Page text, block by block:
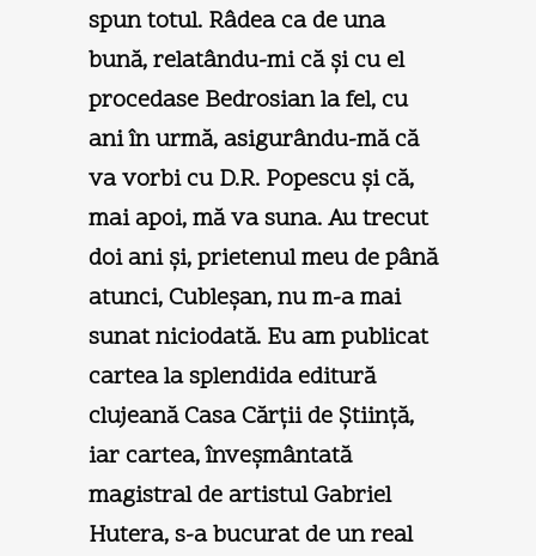
spun totul. Râdea ca de una
bună, relatându-mi că şi cu el
procedase Bedrosian la fel, cu
ani în urmă, asigurându-mă că
va vorbi cu D.R. Popescu şi că,
mai apoi, mă va suna. Au trecut
doi ani şi, prietenul meu de până
atunci, Cubleşan, nu m-a mai
sunat niciodată. Eu am publicat
cartea la splendida editură
clujeană Casa Cărţii de Ştiinţă,
iar cartea, înveşmântată
magistral de artistul Gabriel
Hutera, s-a bucurat de un real